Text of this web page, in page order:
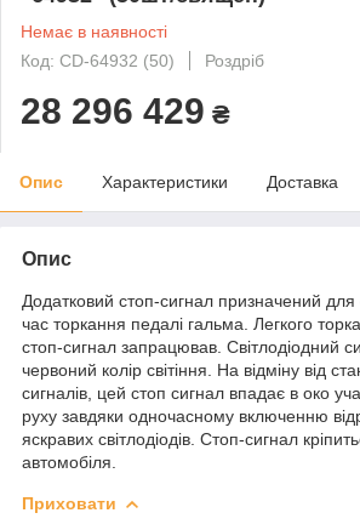
Немає в наявності
Код: CD-64932 (50)
Роздріб
28 296 429 ₴
Опис Характеристики Доставка
Опис
Додатковий стоп-сигнал призначений для
час торкання педалі гальма. Легкого
стоп-сигнал запрацював. Світлодіодний
червоний колір світіння. На відміну від
сигналів, цей стоп сигнал впадає в око
руху завдяки одночасному включенню
яскравих світлодіодів. Стоп-сигнал
автомобіля.
Приховати